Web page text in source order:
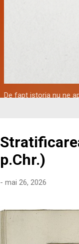
De fapt istoria nu ne
p.Chr.)
- mai 26, 2026